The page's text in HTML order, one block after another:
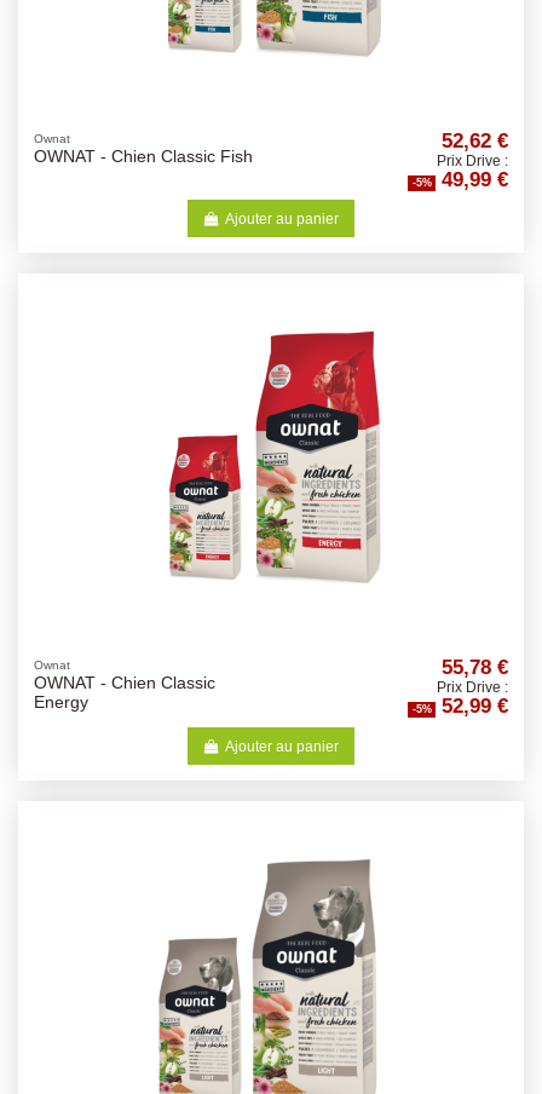
Ownat
OWNAT - Chien Classic Fish
52,62 €
Prix Drive :
-5% 49,99 €
Ajouter au panier
Ownat
OWNAT - Chien Classic
Energy
55,78 €
Prix Drive :
-5% 52,99 €
Ajouter au panier